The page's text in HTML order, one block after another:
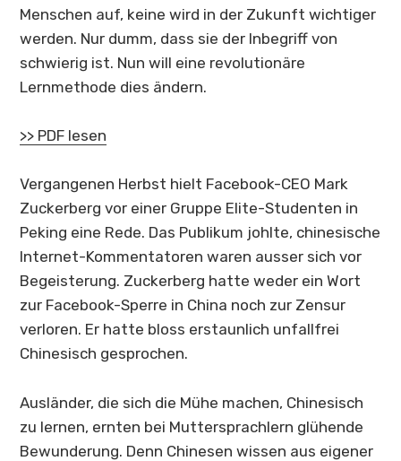
Menschen auf, keine wird in der Zukunft wichtiger
werden. Nur dumm, dass sie der Inbegriff von
schwierig ist. Nun will eine revolutionäre
Lernmethode dies ändern.
>> PDF lesen
Vergangenen Herbst hielt Facebook-CEO Mark
Zuckerberg vor einer Gruppe Elite-Studenten in
Peking eine Rede. Das Publikum johlte, chinesische
Internet-Kommentatoren waren ausser sich vor
Begeisterung. Zuckerberg hatte weder ein Wort
zur Facebook-Sperre in China noch zur Zensur
verloren. Er hatte bloss erstaunlich unfallfrei
Chinesisch gesprochen.
Ausländer, die sich die Mühe machen, Chinesisch
zu lernen, ernten bei Muttersprachlern glühende
Bewunderung. Denn Chinesen wissen aus eigener